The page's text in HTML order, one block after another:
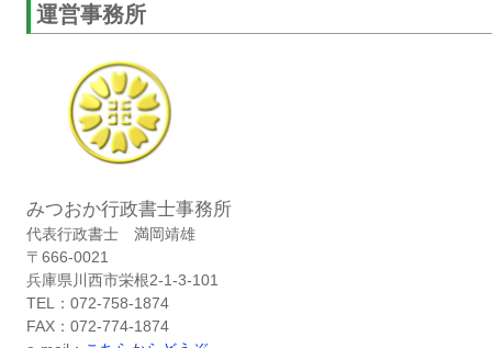
運営事務所
みつおか行政書士事務所
代表行政書士 満岡靖雄
〒666-0021
兵庫県川西市栄根2-1-3-101
TEL：072-758-1874
FAX：072-774-1874